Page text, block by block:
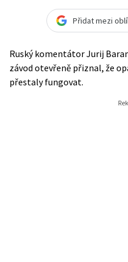
Přidat mezi
Ruský komentátor Jurij
závod otevřeně přiznal, že
přestaly fungovat.